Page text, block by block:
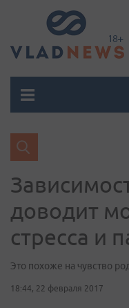
доводит
стресса и
Это похоже на чувство
18:44, 22 февраля 2017